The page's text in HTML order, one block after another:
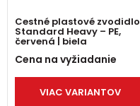
Cestné plastové zvodidlo
Standard Heavy – PE,
červená | biela
Cena na vyžiadanie
VIAC VARIANTOV